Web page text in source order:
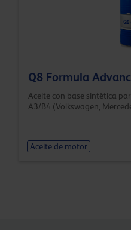
Q8 Formula
Aceite con base sintética
A3/B4 (Volkswagen,
Aceite de motor